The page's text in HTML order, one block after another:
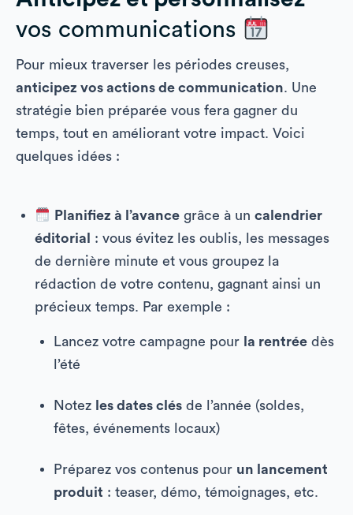
vos communications
Pour mieux traverser les périodes creuses,
anticipez vos actions de communication . Une
stratégie bien préparée vous fera gagner du
temps, tout en améliorant votre impact. Voici
quelques idées :
Planifiez à l’avance grâce à uncalendrier
éditorial
: vous évitez les oublis, les messages
de dernière minute et vous groupez la
rédaction de votre contenu, gagnant ainsi un
précieux temps. Par exemple :
Lancez votre campagne pour la rentréedès
l’été
Notez les dates clésde l’année (soldes,
fêtes, événements locaux)
Préparez vos contenus pour un lancement
produit : teaser, démo, témoignages, etc.